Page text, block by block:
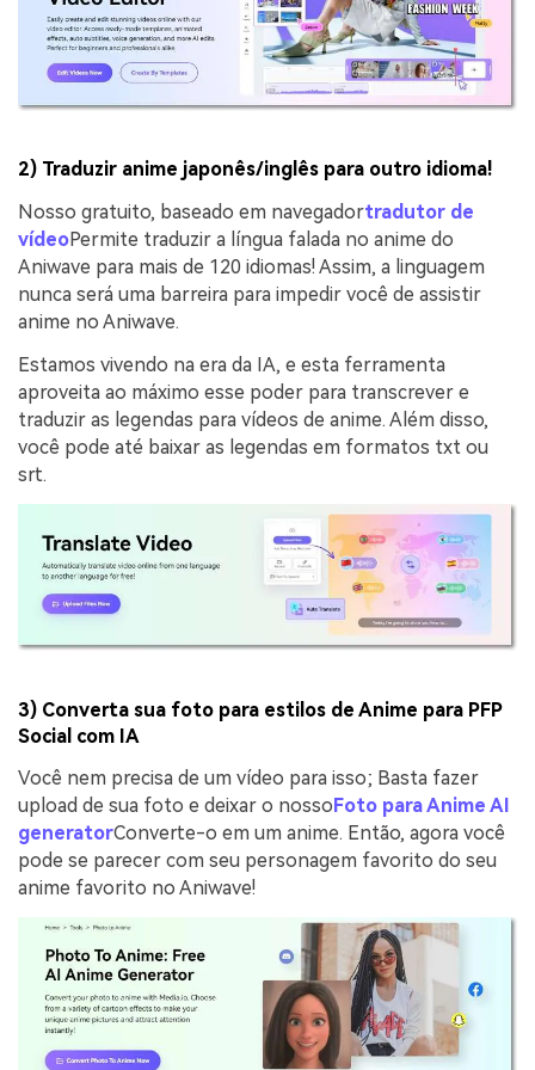
2) Traduzir anime japonês/inglês para outro idioma!
Nosso gratuito, baseado em navegadortradutor de
vídeoPermite traduzir a língua falada no anime do
Aniwave para mais de 120 idiomas! Assim, a linguagem
nunca será uma barreira para impedir você de assistir
anime no Aniwave.
Estamos vivendo na era da IA, e esta ferramenta
aproveita ao máximo esse poder para transcrever e
traduzir as legendas para vídeos de anime. Além disso,
você pode até baixar as legendas em formatos txt ou
srt.
3) Converta sua foto para estilos de Anime para PFP
Social com IA
Você nem precisa de um vídeo para isso; Basta fazer
upload de sua foto e deixar o nosso Foto para Anime AI
generatorConverte-o em um anime. Então, agora você
pode se parecer com seu personagem favorito do seu
anime favorito no Aniwave!